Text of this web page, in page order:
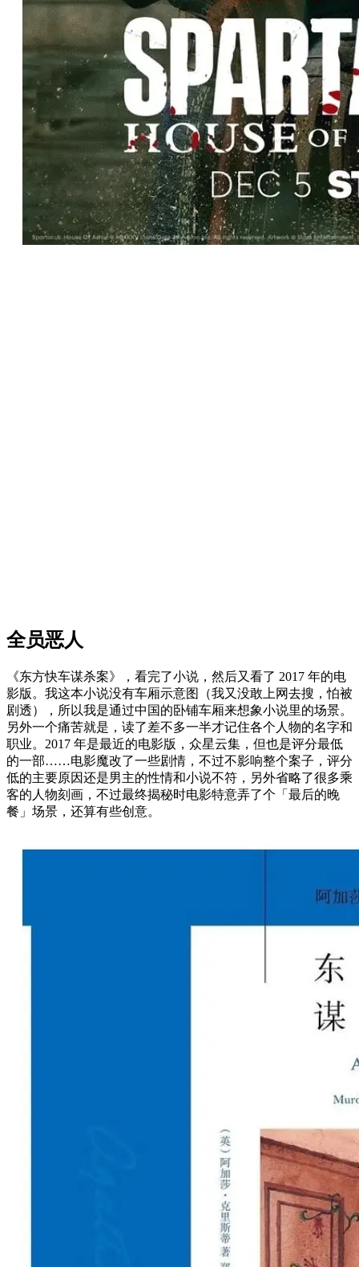
全员恶人
《东方快车谋杀案》，看完了小说，然后又看了 2017 年的电
影版。我这本小说没有车厢示意图（我又没敢上网去搜，怕被
剧透），所以我是通过中国的卧铺车厢来想象小说里的场景。
另外一个痛苦就是，读了差不多一半才记住各个人物的名字和
职业。2017 年是最近的电影版，众星云集，但也是评分最低
的一部……电影魔改了一些剧情，不过不影响整个案子，评分
低的主要原因还是男主的性情和小说不符，另外省略了很多乘
客的人物刻画，不过最终揭秘时电影特意弄了个「最后的晚
餐」场景，还算有些创意。